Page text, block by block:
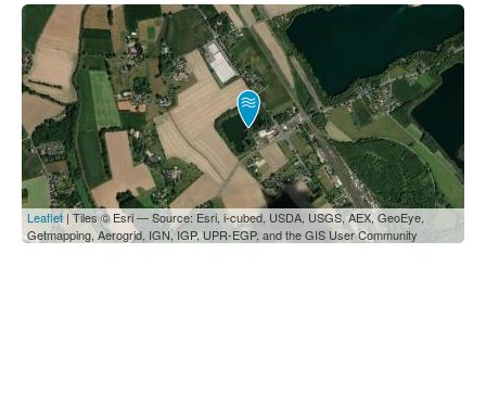
Leaflet| Tiles © Esri — Source: Esri, i-cubed, USDA, USGS, AEX, GeoEye,
Getmapping, Aerogrid, IGN, IGP, UPR-EGP, and the GIS User Community